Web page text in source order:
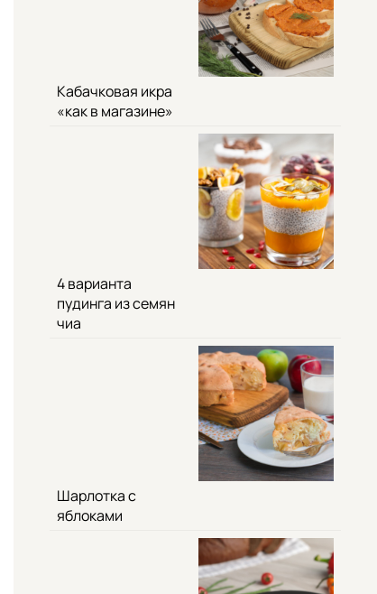
Кабачковая икра
«как в магазине»
4 варианта
пудинга из семян
чиа
Шарлотка с
яблоками